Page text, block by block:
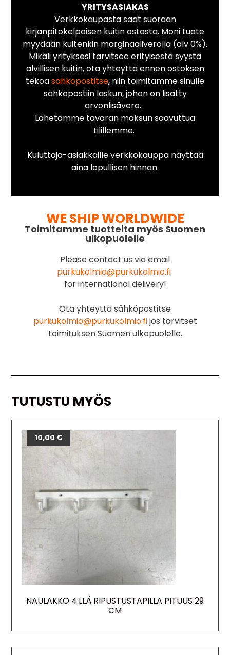
YRITYSASIAKAS
Verkkokaupasta saat suoraan
kirjanpitokelpoisen kuitin ostosta. Moni tuote
myydään kuitenkin marginaaliverolla (alv 0%).
Mikäli yrityksesi tarvitsee erityisestä syystä
alvillisen kuitin, ota yhteyttä ennen ostoksen
tekoasähköpostitse, niin toimitamme sinulle
sähköpostiin laskun, johon on lisätty
arvonlisävero.
Lähetämme tavaran maksun saavuttua
tilillemme.
Kuluttaja-asiakkaille verkkokauppa näyttää
aina lopullisen hinnan.
WE SHIP WORLDWIDE
Toimitamme tuotteita myös Suomen
ulkopuolelle
Please contact us via email
purkukolmio@purkukolmio.fi
for international delivery!
Ota yhteyttä sähköpostitse
purkukolmio@purkukolmio.fijos tarvitset
toimituksen Suomen ulkopuolelle.
TUTUSTU MYÖS
NAULAKKO 4:LLÄ RIPUSTUSTAPILLA PITUUS 29
CM
10,00 €